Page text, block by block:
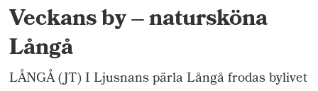
Veckans by – natursköna
Långå
LÅNGÅ (JT) I Ljusnans pärla Långå frodas bylivet